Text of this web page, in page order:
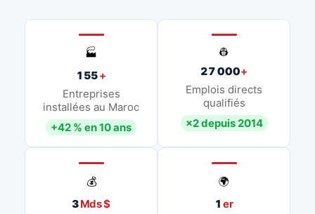
🏭
155+
Entreprises
installées au Maroc
+42 % en 10 ans
👷
27 000+
Emplois directs
qualifiés
×2 depuis 2014
💰
3Mds $
🌍
1 er